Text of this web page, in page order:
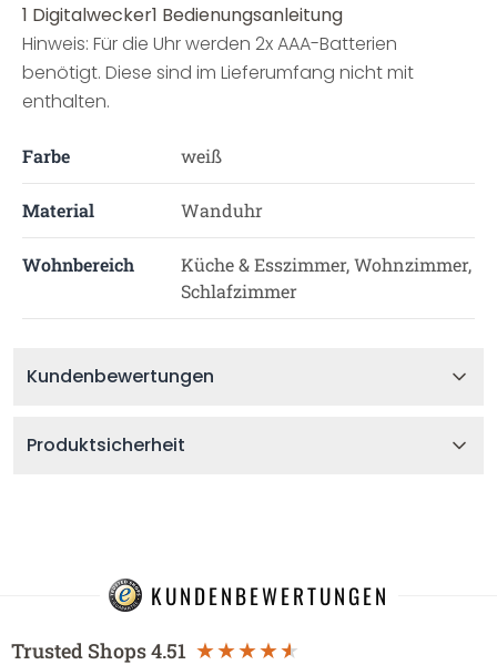
1 Digitalwecker1 Bedienungsanleitung
Hinweis: Für die Uhr werden 2x AAA-Batterien
benötigt. Diese sind im Lieferumfang nicht mit
enthalten.
Farbe weiß
Material Wanduhr
Wohnbereich
Küche & Esszimmer, Wohnzimmer,
Schlafzimmer
Kundenbewertungen
Produktsicherheit
KUNDENBEWERTUNGEN
Trusted Shops4.51